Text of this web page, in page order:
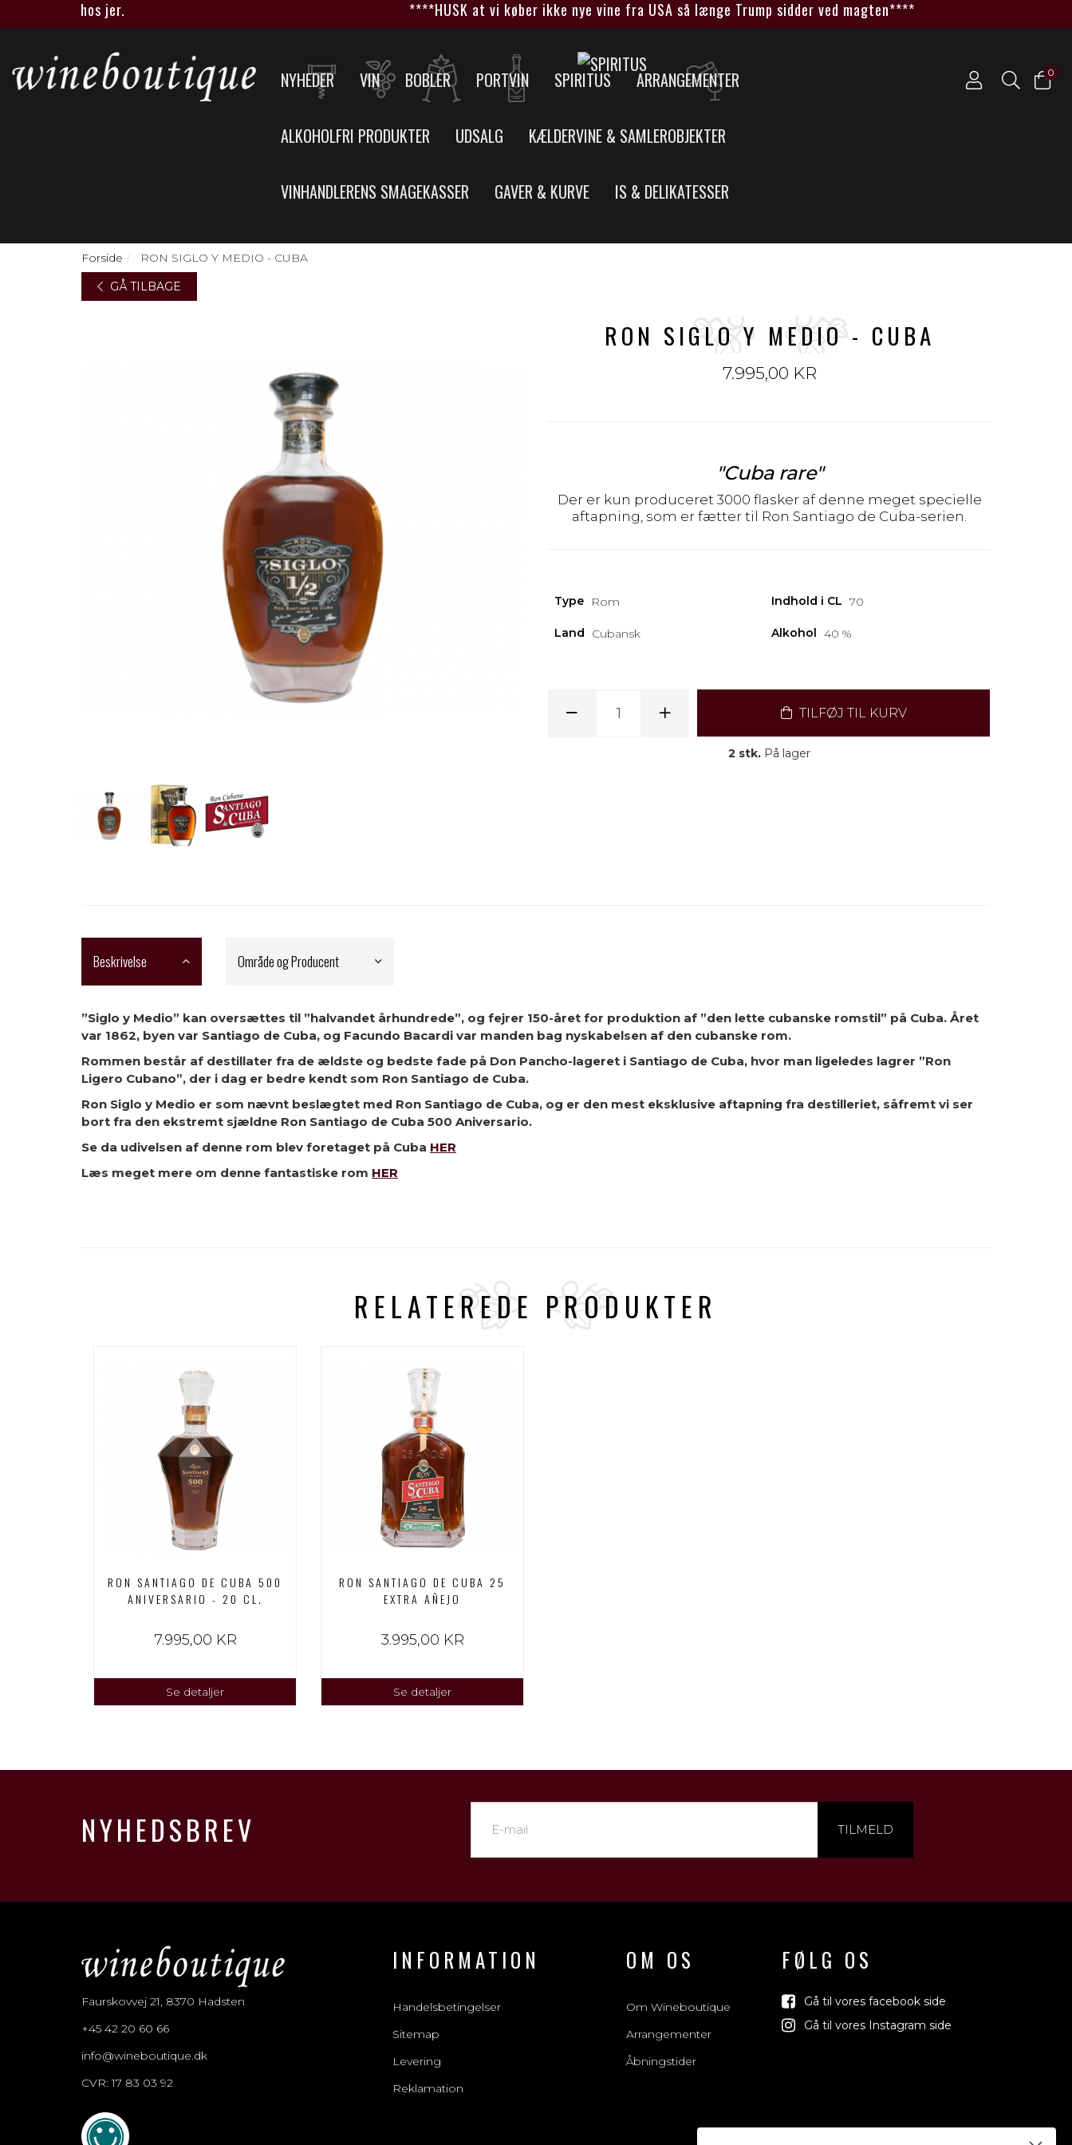
eller hos jer. ****HUSK at vi køber ikke nye vine fra USA så længe Trump sidder ved magten****
NYHEDER VIN BOBLER PORTVIN SPIRITUS ARRANGEMENTER
ALKOHOLFRI PRODUKTER UDSALG KÆLDERVINE & SAMLEROBJEKTER
VINHANDLERENS SMAGEKASSER GAVER & KURVE IS & DELIKATESSER
0
Forside
RON SIGLO Y MEDIO - CUBA
GÅ TILBAGE
RON SIGLO Y MEDIO - CUBA
7.995,00 KR
"Cuba rare"
Der er kun produceret 3000 flasker af denne meget specielle
aftapning, som er fætter til Ron Santiago de Cuba-serien.
Type Rom Indhold i CL 70
Land Cubansk Alkohol 40 %
TILFØJ TIL KURV
2 stk. På lager
Beskrivelse Område og Producent
”Siglo y Medio” kan oversættes til ”halvandet århundrede”, og fejrer 150-året for produktion af ”den lette cubanske romstil” på Cuba. Året
var 1862, byen var Santiago de Cuba, og Facundo Bacardi var manden bag nyskabelsen af den cubanske rom.
Rommen består af destillater fra de ældste og bedste fade på Don Pancho-lageret i Santiago de Cuba, hvor man ligeledes lagrer ”Ron
Ligero Cubano”, der i dag er bedre kendt som Ron Santiago de Cuba.
Ron Siglo y Medio er som nævnt beslægtet med Ron Santiago de Cuba, og er den mest eksklusive aftapning fra destilleriet, såfremt vi ser
bort fra den ekstremt sjældne Ron Santiago de Cuba 500 Aniversario.
Se da udivelsen af denne rom blev foretaget på Cuba HER
Læs meget mere om denne fantastiske rom HER
RELATEREDE PRODUKTER
RON SANTIAGO DE CUBA 500
ANIVERSARIO - 20 CL.
7.995,00 KR
Se detaljer
RON SANTIAGO DE CUBA 25
EXTRA AÑEJO
3.995,00 KR
Se detaljer
NYHEDSBREV TILMELD
Faurskovvej 21, 8370 Hadsten
+45 42 20 60 66
info@wineboutique.dk
CVR: 17 83 03 92
INFORMATION
Handelsbetingelser
Sitemap
Levering
Reklamation
OM OS
Om Wineboutique
Arrangementer
Åbningstider
FØLG OS
Gå til vores facebook side
Gå til vores Instagram side